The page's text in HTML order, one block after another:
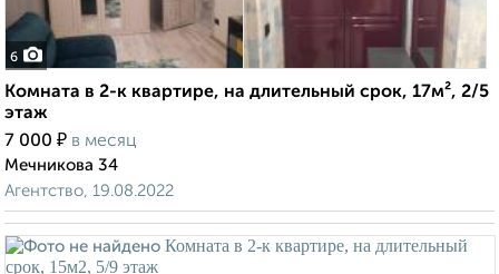
6
Комната в 2-к квартире, на длительный срок, 17м², 2/5
этаж
7 000 ₽ в месяц
Мечникова 34
Агентство, 19.08.2022